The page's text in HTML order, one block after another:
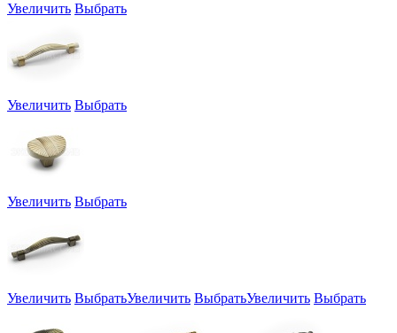
Увеличить Выбрать
Увеличить Выбрать
Увеличить Выбрать
Увеличить ВыбратьУвеличить ВыбратьУвеличить Выбрать